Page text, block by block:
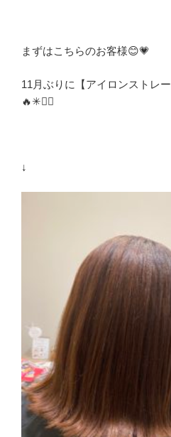
まずはこちらのお客様😊💗
11月ぶりに【アイロンストレ
🔥✳︎💁‍♀️
↓